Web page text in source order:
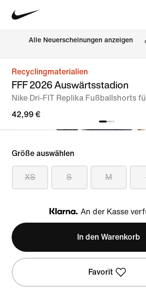
Alle Neuerscheinungen anzeigen
Recyclingmaterialien
FFF 2026 Auswärtsstadion
Nike Dri-FIT Replika Fußballshorts
42,99 €
Größe auswählen
XS S M
Klarna
An der Kasse
In den Warenkorb
Favorit